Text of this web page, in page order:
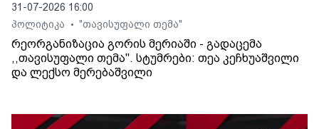
31-07-2026 16:00
პოლიტიკა
• "თავისუფალი თემა"
რეორგანიზაცია გორის მერიაში - გადაცემა
,,თავისუფალი თემა". სტუმრები: თეა კეჩხუაშვილი
და ლექსო მერებაშვილი